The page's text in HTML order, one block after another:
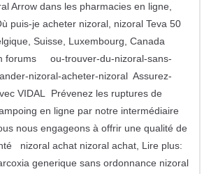
Arrow dans les pharmacies en ligne,
puis-je acheter nizoral, nizoral Teva 50
Suisse, Luxembourg, Canada
forums ou-trouver-du-nizoral-sans-
nizoral-acheter-nizoral Assurez-
VIDAL Prévenez les ruptures de
en ligne par notre intermédiaire
nous engageons à offrir une qualité de
nizoral achat nizoral achat, Lire plus:
generique sans ordonnance nizoral